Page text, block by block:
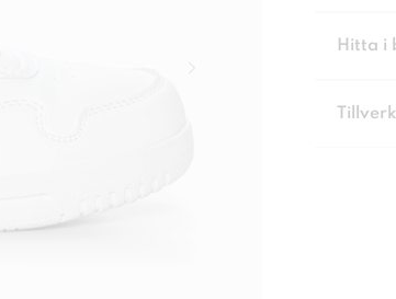
Hitta i